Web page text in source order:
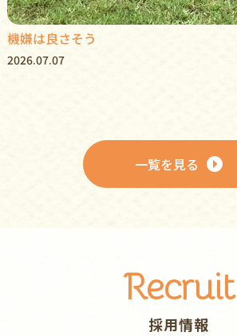
機嫌は良さそう
2026.07.07
一覧を見る
Recruit
採⽤情報